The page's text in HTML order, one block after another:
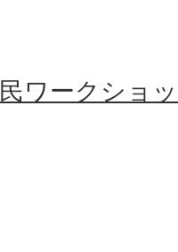
ワークショ